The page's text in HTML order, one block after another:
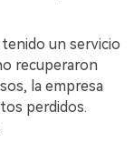
un servicio
recuperaron
la empresa
perdidos.